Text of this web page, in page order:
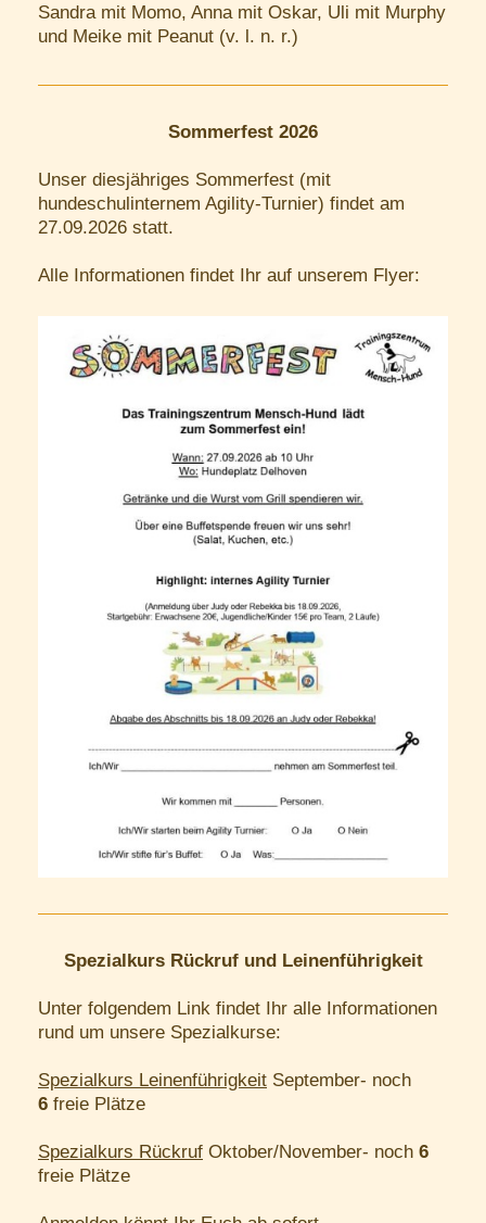
Sandra mit Momo, Anna mit Oskar, Uli mit Murphy
und Meike mit Peanut (v. l. n. r.)
Sommerfest 2026
Unser diesjähriges Sommerfest (mit
hundeschulinternem Agility-Turnier) findet am
27.09.2026 statt.
Alle Informationen findet Ihr auf unserem Flyer:
Spezialkurs Rückruf und Leinenführigkeit
Unter folgendem Link findet Ihr alle Informationen
rund um unsere Spezialkurse:
Spezialkurs Leinenführigkeit September- noch
6 freie Plätze
Spezialkurs Rückruf Oktober/November- noch 6
freie Plätze